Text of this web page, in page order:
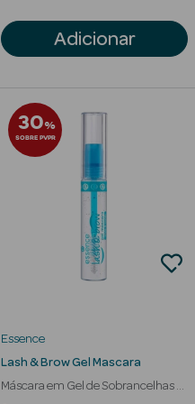
Adicionar
30%
SOBRE PVPR
Essence
Lash & Brow Gel Mascara
Máscara em Gel de Sobrancelhas e